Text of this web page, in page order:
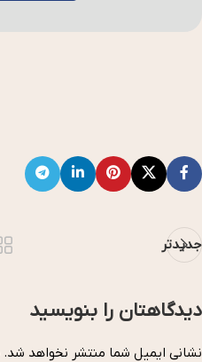
جدیدتر
دیدگاهتان را بنویسید
نشانی ایمیل شما منتشر نخواهد شد.